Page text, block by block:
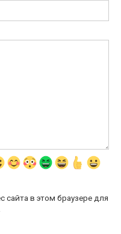
сайта в этом браузере для